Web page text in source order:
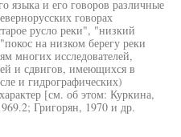
языка и его говоров различные
говорах
русло реки", "низкий
на низком берегу реки
многих исследователей,
и сдвигов, имеющихся в
и гидрографических)
[см. об этом: Куркина,
Григорян, 1970 и др.